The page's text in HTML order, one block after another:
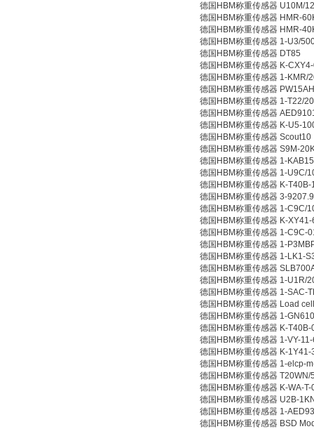
德国HBM称重传感器 U10M/
德国HBM称重传感器 HMR-
德国HBM称重传感器 HMR-
德国HBM称重传感器 1-U3/
德国HBM称重传感器 DT85
德国HBM称重传感器 K-
德国HBM称重传感器 1-KMR/
德国HBM称重传感器
德国HBM称重传感器 1-T22/
德国HBM称重传感器
德国HBM称重传感器 K-U5-
德国HBM称重传感器 Scout10
德国HBM称重传感器 S9M-
德国HBM称重传感器 1-
德国HBM称重传感器 1-U9C/
德国HBM称重传感器 K-
德国HBM称重传感器 3-
德国HBM称重传感器 1-C9C/
德国HBM称重传感器 K-
德国HBM称重传感器 1-C9C-
德国HBM称重传感器 1-
德国HBM称重传感器 1-LK1-
德国HBM称重传感器
德国HBM称重传感器 1-U1R/
德国HBM称重传感器 1-SAC-
德国HBM称重传感器 Load
德国HBM称重传感器 1-
德国HBM称重传感器 K-
德国HBM称重传感器 1-VY-
德国HBM称重传感器 K-1Y41-
德国HBM称重传感器 1-elcp-
德国HBM称重传感器 T20WN/
德国HBM称重传感器 K-WA-
德国HBM称重传感器 U2B-
德国HBM称重传感器 1-
德国HBM称重传感器 BSD